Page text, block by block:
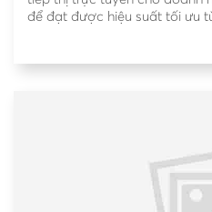
để đạt được hiệu suất tối ưu từ